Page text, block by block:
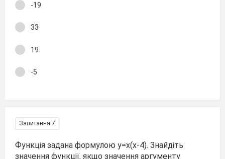
-19
33
19
-5
Запитання 7
Функція задана формулою y=x(x-4). Знайдіть
значення функції, якщо значення аргументу